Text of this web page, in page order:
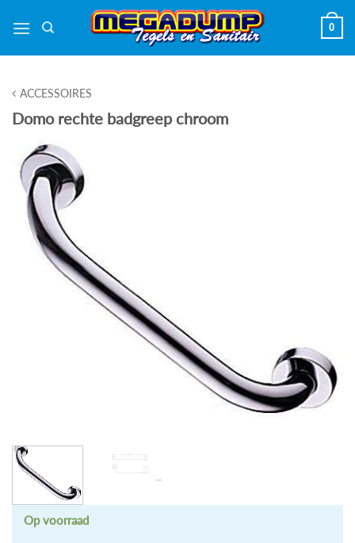
naar
0
ACCESSOIRES
Domo rechte badgreep chroom
Op voorraad